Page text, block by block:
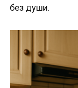
без души.